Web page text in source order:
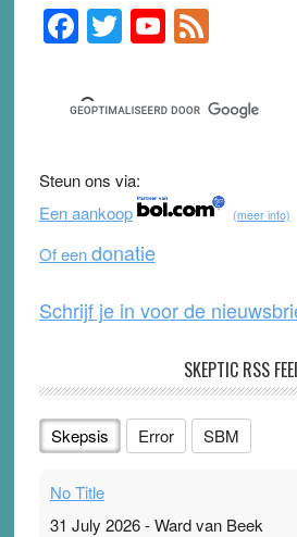
Primary
Sidebar
F
c
e
b
o
o
k
T
tt
er
Y
u
T
b
F
e
d
Steun ons via:
Een aankoop
(meer info)
Of eendonatie
Schrijf je in voor de
SKEPTIC RSS
Skepsis Error SBM
No Title
31 July 2026-Ward van Beek